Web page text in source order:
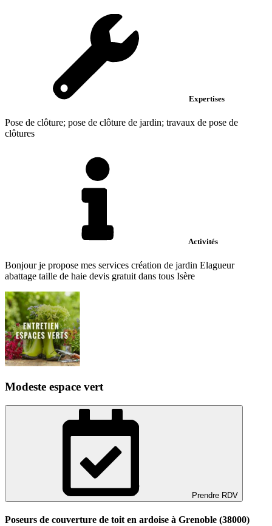
Expertises
Pose de clôture; pose de clôture de jardin; travaux de pose de
clôtures
Activités
Bonjour je propose mes services création de jardin Elagueur
abattage taille de haie devis gratuit dans tous Isère
Modeste espace vert
Prendre RDV
Poseurs de couverture de toit en ardoise à Grenoble (38000)